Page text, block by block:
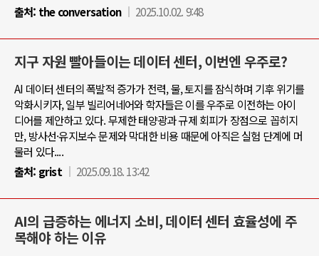
출처: the conversation 2025.10.02. 9:48
지구 자원 빨아들이는 데이터 센터, 이번엔 우주로?
AI 데이터 센터의 폭발적 증가가 전력, 물, 토지를 잠식하며 기후 위기를
악화시키자, 일부 빌리어네어와 학자들은 이를 우주로 이전하는 아이
디어를 제안하고 있다. 무제한 태양광과 규제 회피가 장점으로 꼽히지
만, 방사선·유지보수 문제와 막대한 비용 때문에 아직은 실험 단계에 머
물러 있다....
출처: grist 2025.09.18. 13:42
AI의 급증하는 에너지 소비, 데이터 센터 효율성에 주
목해야 하는 이유